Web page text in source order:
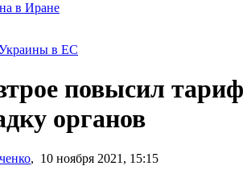
в Иране
в ЕС
повысил тариф
органов
, 10 ноября 2021, 15:15